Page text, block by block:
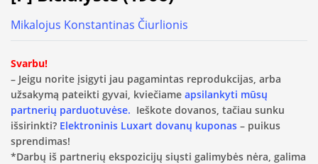
Mikalojus Konstantinas Čiurlionis
Svarbu!
– Jeigu norite įsigyti jau pagamintas reprodukcijas, arba
užsakymą pateikti gyvai, kviečiame apsilankyti mūsų
partnerių parduotuvėse. Ieškote dovanos, tačiau sunku
išsirinkti? Elektroninis Luxart dovanų kuponas – puikus
sprendimas!
*Darbų iš partnerių ekspozicijų siųsti galimybės nėra, galima